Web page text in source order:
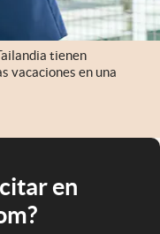
tienen
vacaciones en una
en